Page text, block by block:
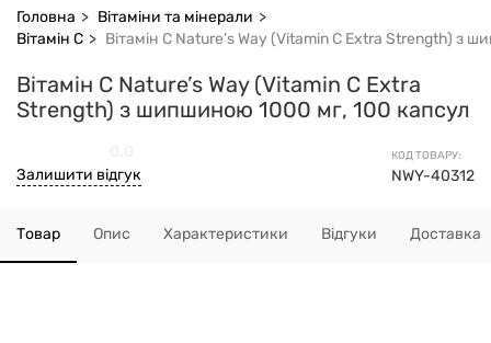
Головна
Вітаміни та мінерали
Вітамін С
Вітамін C Nature’s Way (Vitamin C Extra Strength) з
Вітамін C Nature’s Way (Vitamin C Extra
Strength) з шипшиною 1000 мг, 100 капсул
КОД ТОВАРУ:
NWY-40312
Залишити відгук
Товар Опис Характеристики Відгуки Доставка